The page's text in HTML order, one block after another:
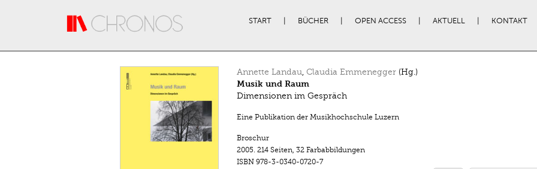
START BÜCHER OPEN ACCESS AKTUELL KONTAKT
Annette Landau, Claudia Emmenegger(Hg.)
Musik und Raum
Dimensionen im Gespräch
Eine Publikation der Musikhochschule Luzern
Broschur
2005. 214 Seiten, 32 Farbabbildungen
ISBN 978-3-0340-0720-7